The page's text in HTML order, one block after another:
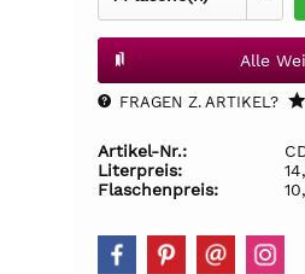
Alle
FRAGEN Z. ARTIKEL?
Artikel-Nr.:
Literpreis:
Flaschenpreis: